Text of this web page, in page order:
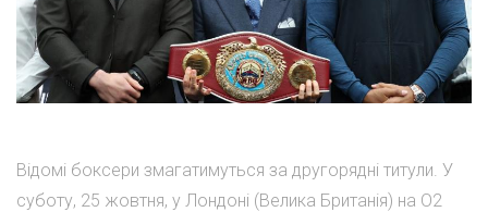
Відомі боксери змагатимуться за другорядні титули. У
суботу, 25 жовтня, у Лондоні (Велика Британія) на O2